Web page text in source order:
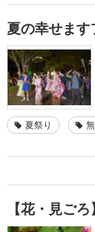
夏の幸せます
夏祭り
【花・見ご